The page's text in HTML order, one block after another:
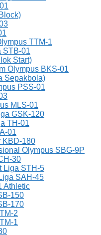
TTM-1
STB-01
Start)
Olympus BKS-01
Sepakbola)
PSS-01
MLS-01
GSK-120
TH-01
01
KBD-180
Olympus SBG-9P
30
Liga STH-5
SAH-45
Athletic
150
170
2
1